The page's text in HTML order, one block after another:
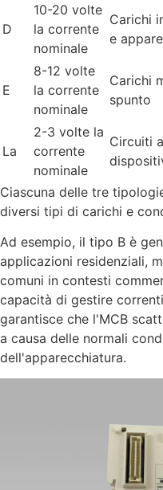
D
10-20 volte
la corrente
nominale
Carichi
e
E
8-12 volte
la corrente
nominale
Carichi
spunto
La
2-3 volte la
corrente
nominale
Circuiti
Ciascuna delle tre
diversi tipi di carichi e
Ad esempio, il tipo B è
applicazioni residenziali,
comuni in contesti
capacità di gestire
garantisce che l'MCB
a causa delle normali
dell'apparecchiatura.